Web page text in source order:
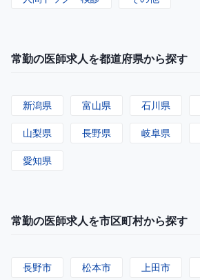
常勤の医師求人を都道府県から探す
新潟県 富山県 石川県
山梨県 長野県 岐阜県
愛知県
常勤の医師求人を市区町村から探す
長野市 松本市 上田市